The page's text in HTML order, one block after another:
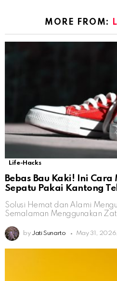
MORE FROM:
Life-Hacks
Bebas Bau Kaki! Ini
Sepatu Pakai Kantong
Solusi Hemat dan Alami
Semalaman Menggunakan
by Jati Sunarto May 31,